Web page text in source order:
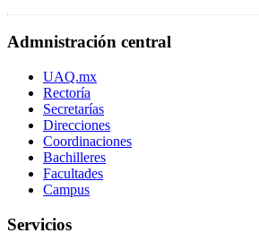
Admnistración central
UAQ.mx
Rectoría
Secretarías
Direcciones
Coordinaciones
Bachilleres
Facultades
Campus
Servicios